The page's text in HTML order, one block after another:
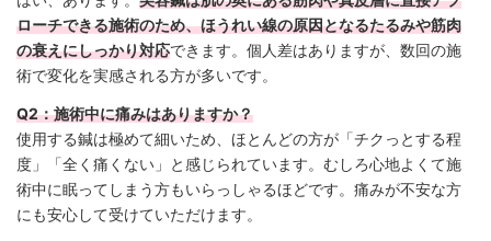
ローチできる施術のため、ほうれい線の原因となるたるみや筋肉
の衰えにしっかり対応できます。個人差はありますが、数回の施
術で変化を実感される方が多いです。
Q2：施術中に痛みはありますか？
使用する鍼は極めて細いため、ほとんどの方が「チクっとする程
度」「全く痛くない」と感じられています。むしろ心地よくて施
術中に眠ってしまう方もいらっしゃるほどです。痛みが不安な方
にも安心して受けていただけます。